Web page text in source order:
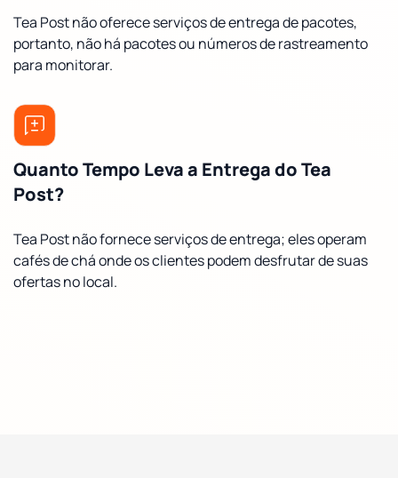
Tea Post não oferece serviços de entrega de pacotes,
portanto, não há pacotes ou números de rastreamento
para monitorar.
Quanto Tempo Leva a Entrega do Tea
Post?
Tea Post não fornece serviços de entrega; eles operam
cafés de chá onde os clientes podem desfrutar de suas
ofertas no local.